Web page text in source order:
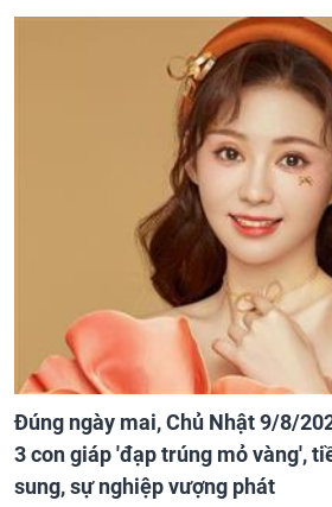
Đúng ngày mai, Chủ Nhật 9/8/
3 con giáp 'đạp trúng mỏ vàng',
sung, sự nghiệp vượng phát